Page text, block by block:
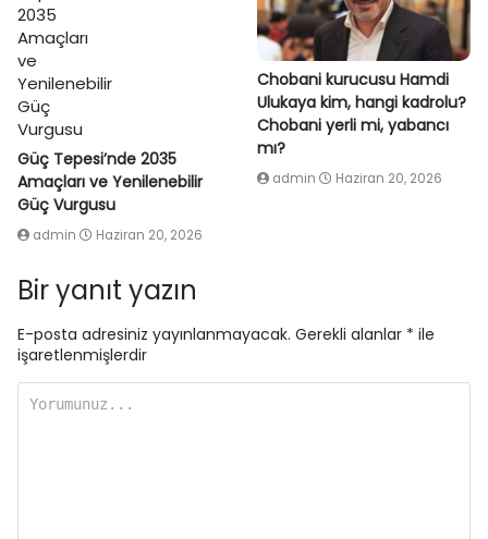
Güç Tepesi’nde 2035
Amaçları ve Yenilenebilir
Güç Vurgusu
admin Haziran 20, 2026
Chobani kurucusu Hamdi
Ulukaya kim, hangi kadrolu?
Chobani yerli mi, yabancı
mı?
admin Haziran 20, 2026
Bir yanıt yazın
E-posta adresiniz yayınlanmayacak. Gerekli alanlar * ile
işaretlenmişlerdir